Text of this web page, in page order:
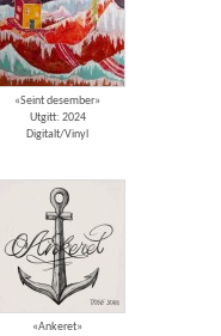
«Seint desember»
Utgitt: 2024
Digitalt/Vinyl
«Ankeret»